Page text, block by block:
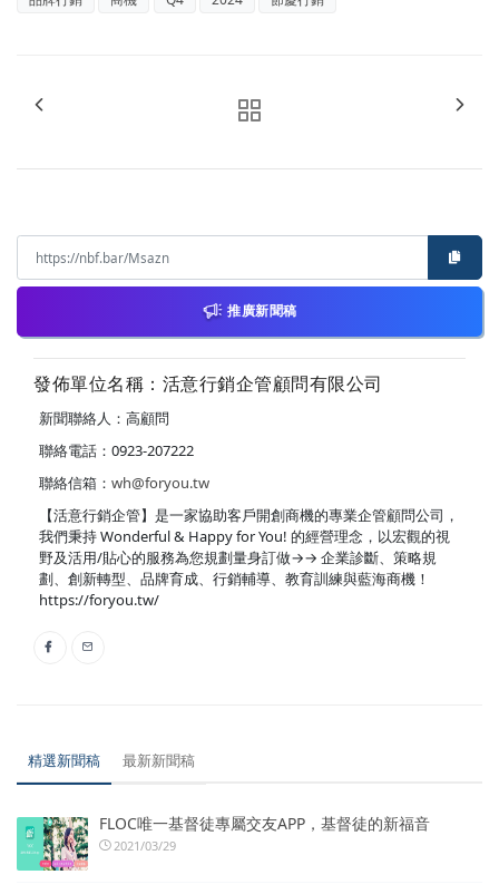
推廣新聞稿
發佈單位名稱：活意行銷企管顧問有限公司
新聞聯絡人：高顧問
聯絡電話：0923-207222
聯絡信箱： wh@foryou.tw
【活意行銷企管】是一家協助客戶開創商機的專業企管顧問公司，
我們秉持 Wonderful & Happy for You! 的經營理念，以宏觀的視
野及活用/貼心的服務為您規劃量身訂做→→ 企業診斷、策略規
劃、創新轉型、品牌育成、行銷輔導、教育訓練與藍海商機！
https://foryou.tw/
精選新聞稿 最新新聞稿
FLOC唯一基督徒專屬交友APP，基督徒的新福音
2021/03/29